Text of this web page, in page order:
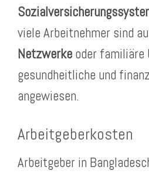
viele Arbeitnehmer sind
Netzwerke oder
gesundheitliche und
angewiesen.
Arbeitgeberkosten
Arbeitgeber in